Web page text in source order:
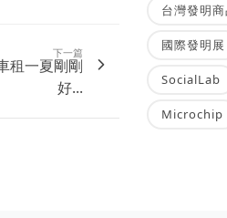
下一篇
租一夏剛剛
好...
台灣發明
國際發明展
SocialLab
Microchip